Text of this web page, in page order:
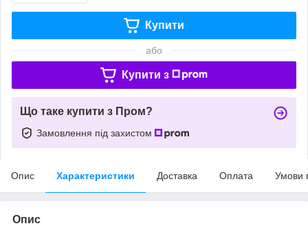
Купити
або
Купити з
Що таке купити з Пром?
Замовлення під захистом
Опис Характеристики Доставка Оплата Умови
Опис